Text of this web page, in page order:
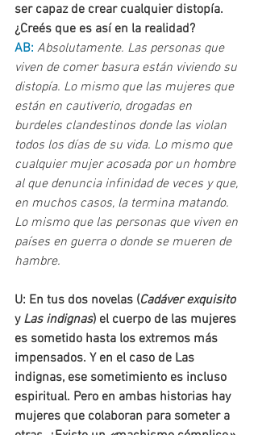
ser capaz de crear cualquier distopía.
¿Creés que es así en la realidad?
AB: Absolutamente. Las personas que
viven de comer basura están viviendo su
distopía. Lo mismo que las mujeres que
están en cautiverio, drogadas en
burdeles clandestinos donde las violan
todos los días de su vida. Lo mismo que
cualquier mujer acosada por un hombre
al que denuncia infinidad de veces y que,
en muchos casos, la termina matando.
Lo mismo que las personas que viven en
países en guerra o donde se mueren de
hambre.
U: En tus dos novelas (Cadáver exquisito
y Las indignas) el cuerpo de las mujeres
es sometido hasta los extremos más
impensados. Y en el caso de Las
indignas, ese sometimiento es incluso
espiritual. Pero en ambas historias hay
mujeres que colaboran para someter a